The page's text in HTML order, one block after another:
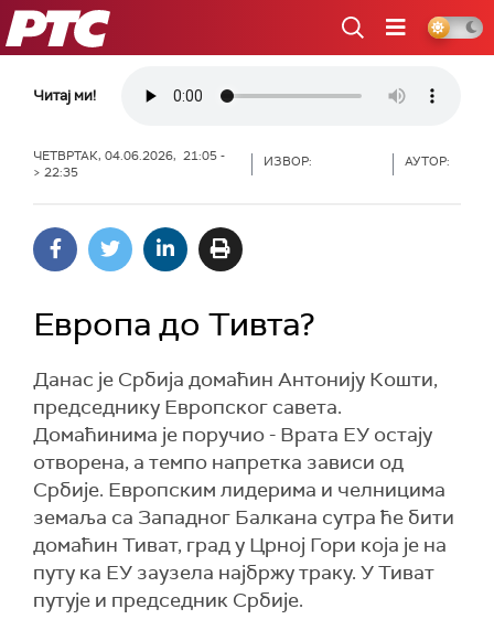
РТС
Читај ми!
ЧЕТВРТАК, 04.06.2026, 21:05 -
> 22:35
ИЗВОР: АУТОР:
Европа до Тивта?
Данас је Србија домаћин Антонију Кошти,
председнику Европског савета.
Домаћинима је поручио - Врата ЕУ остају
отворена, а темпо напретка зависи од
Србије. Европским лидерима и челницима
земаља са Западног Балкана сутра ће бити
домаћин Тиват, град у Црној Гори која је на
путу ка ЕУ заузела најбржу траку. У Тиват
путује и председник Србије.